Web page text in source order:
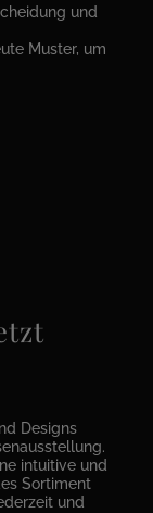
und
Muster, um
Designs
intuitive und
Sortiment
und